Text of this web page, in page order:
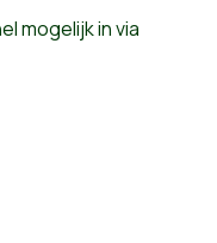
mogelijk in via